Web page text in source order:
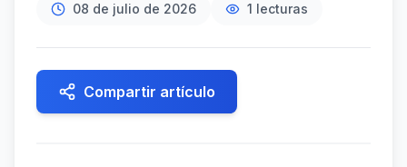
08 de julio de 2026 1 lecturas
Compartir artículo